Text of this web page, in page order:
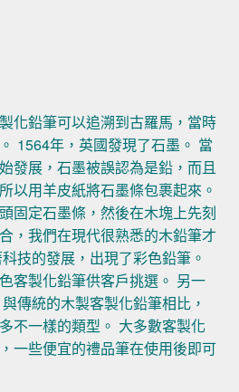
化鉛筆可以追溯到古羅馬，當時
1564年，英國發現了石墨。 當
發展，石墨被誤認為是鉛，而且
以用羊皮紙將石墨條包裹起來。
固定石墨條，然後在木塊上先刻
，我們在現代很熟悉的木鉛筆才
技的發展，出現了彩色鉛筆。
客製化鉛筆供客戶挑選。 另一
傳統的木製客製化鉛筆相比，
不一樣的類型。 大多數客製化
一些便宜的禮品筆在使用後即可